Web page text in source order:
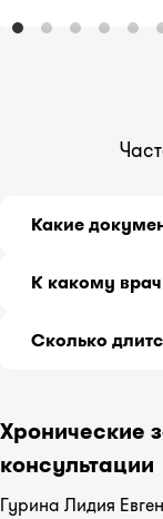
Какие
сопутствующих
принимаемых
К какому
обратитесь к
Сколько
Хронические
консультации
Гурина Лидия